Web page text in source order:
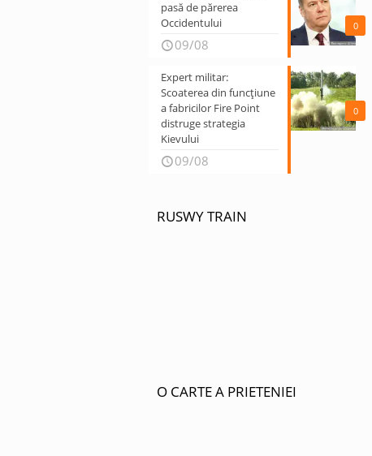
0
pasă de părerea
Occidentului
09/08
0
Expert militar:
Scoaterea din funcțiune
a fabricilor Fire Point
distruge strategia
Kievului
09/08
RUSWY TRAIN
O CARTE A PRIETENIEI